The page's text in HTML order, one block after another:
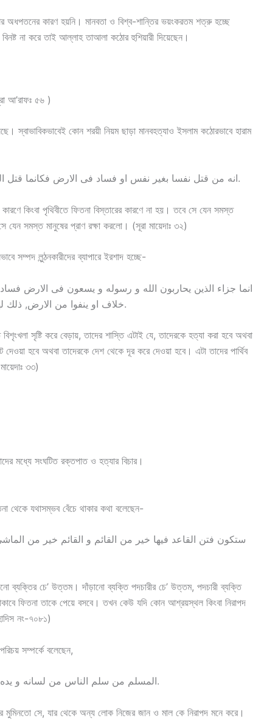
অধপতনের কারণ হয়নি। মানবতা ও বিশ্ব-শান্তির ভয়ংকরতম শত্রু হচ্ছে
না করে তাই আল্লাহ তাআলা কঠোর হুশিয়ারী দিয়েছেন।
আ’রাফঃ ৫৬ )
স্বাভাবিকভাবেই কোন শরয়ী নিয়ম ছাড়া মানবহত্যাও ইসলাম কঠোরভাবে হারাম
انه من قتل نفسا بغير نفس او فساد فى الارض فكانما قتل الناس جميعا, ومن احياها فكانما احيا الناس جميعا.
কিংবা পৃথিবীতে ফিতনা বিস্তারের কারণে না হয়। তবে সে যেন সমস্ত
সমস্ত মানুষের প্রাণ রক্ষা করলো। (সূরা মায়েদাঃ ৩২)
সম্পদ লুন্ঠনকারীদের ব্যাপারে ইরশাদ হচ্ছে-
انما جزاء الذين يحاربون الله و رسوله و يسعون فى الارض
خلاف او ينفوا من الارض, ذلك لهم خزى فى الدنيا و لهم فى الاخرة عذاب عظيم.
সৃষ্টি করে বেড়ায়, তাদের শাস্তি এটাই যে, তাদেরকে হত্যা করা হবে অথবা
হবে অথবা তাদেরকে দেশ থেকে দূর করে দেওয়া হবে। এটা তাদের পার্থিব
৩৩)
মধ্যে সংঘটিত রক্তপাত ও হত্যার বিচার।
থেকে যথাসম্ভব বেঁচে থাকার কথা বলেছেন-
ستكون فتن القاعد فيها خير من القائم و القائم خير من
ব্যক্তির চে’ উত্তম। দাঁড়ানো ব্যক্তি পদচারীর চে’ উত্তম, পদচারী ব্যক্তি
ফিতনা তাকে পেয়ে বসবে। তখন কেউ যদি কোন আশ্রয়স্থল কিংবা নিরাপদ
নং-৭০৮১)
সম্পর্কে বলেছেন,
المسلم من سلم الناس من لسانه و يده و المؤمن من أمنه الناس على دمائهم و اموالهم.
মুমিনতো সে, যার থেকে অন্য লোক নিজের জান ও মাল কে নিরাপদ মনে করে।